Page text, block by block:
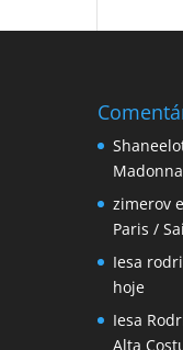
Madonna
zimerov
Paris /
Iesa
hoje
Iesa
Alta